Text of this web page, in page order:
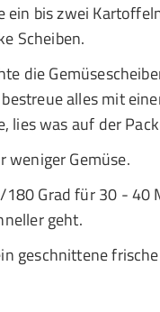
bis zwei
Scheiben.
die
alles mit
lies was auf der
weniger Gemüse.
Grad für 30 -
geht.
geschnittene